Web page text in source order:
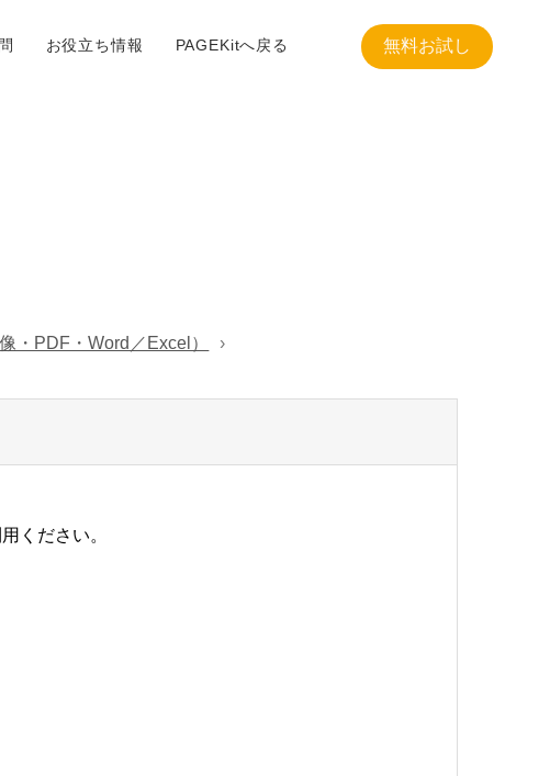
お役立ち情報 PAGEKitへ戻る 無料お試し
・PDF・Word／Excel）
ください。